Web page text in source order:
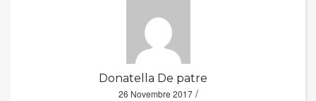
Donatella De patre
26 Novembre 2017 /